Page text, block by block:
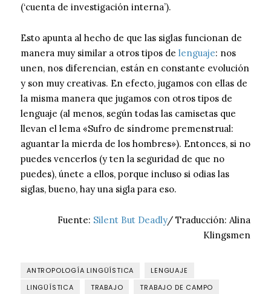
(‘cuenta de investigación interna’).
Esto apunta al hecho de que las siglas funcionan de
manera muy similar a otros tipos de lenguaje: nos
unen, nos diferencian, están en constante evolución
y son muy creativas. En efecto, jugamos con ellas de
la misma manera que jugamos con otros tipos de
lenguaje (al menos, según todas las camisetas que
llevan el lema «Sufro de síndrome premenstrual:
aguantar la mierda de los hombres»). Entonces, si no
puedes vencerlos (y ten la seguridad de que no
puedes), únete a ellos, porque incluso si odias las
siglas, bueno, hay una sigla para eso.
Fuente: Silent But Deadly/ Traducción: Alina
Klingsmen
ANTROPOLOGÍA LINGÜÍSTICA
LENGUAJE
LINGÜÍSTICA
TRABAJO
TRABAJO DE CAMPO